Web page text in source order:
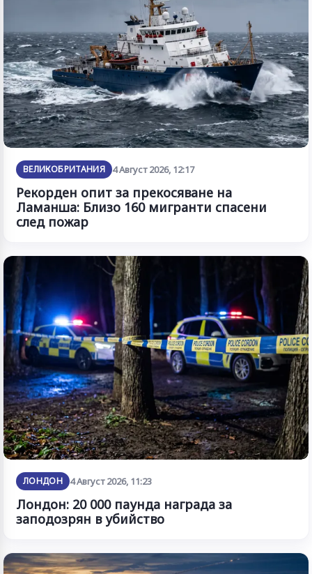
ВЕЛИКОБРИТАНИЯ 4 Август 2026, 12:17
Рекорден опит за прекосяване на
Ламанша: Близо 160 мигранти спасени
след пожар
ЛОНДОН 4 Август 2026, 11:23
Лондон: 20 000 паунда награда за
заподозрян в убийство